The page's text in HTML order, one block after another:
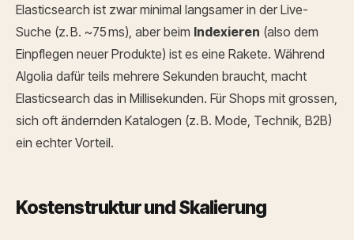
Elasticsearch ist zwar minimal langsamer in der Live-
Suche (z. B. ~75 ms), aber beim Indexieren (also dem
Einpflegen neuer Produkte) ist es eine Rakete. Während
Algolia dafür teils mehrere Sekunden braucht, macht
Elasticsearch das in Millisekunden. Für Shops mit grossen,
sich oft ändernden Katalogen (z. B. Mode, Technik, B2B)
ein echter Vorteil.
Kostenstruktur und Skalierung